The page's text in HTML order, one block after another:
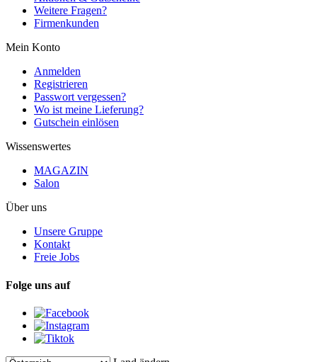
Weitere Fragen?
Firmenkunden
Mein Konto
Anmelden
Registrieren
Passwort vergessen?
Wo ist meine Lieferung?
Gutschein einlösen
Wissenswertes
MAGAZIN
Salon
Über uns
Unsere Gruppe
Kontakt
Freie Jobs
Folge uns auf